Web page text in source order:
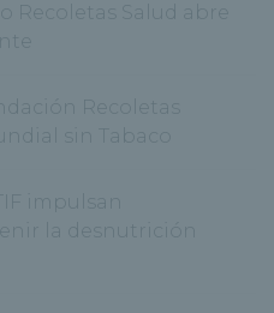
Recoletas Salud abre
Recoletas
sin Tabaco
impulsan
la desnutrición